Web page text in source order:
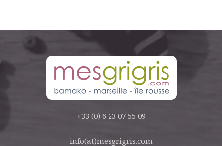
+33 (0) 6 23 07 55 09
info(at)mesgrigris.com